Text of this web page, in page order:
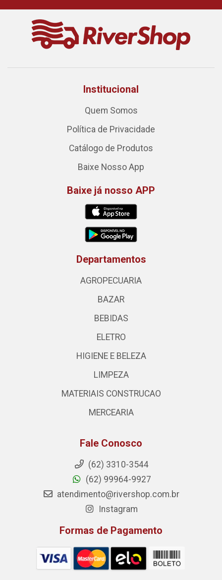
Institucional
Quem Somos
Política de Privacidade
Catálogo de Produtos
Baixe Nosso App
Baixe já nosso APP
Departamentos
AGROPECUARIA
BAZAR
BEBIDAS
ELETRO
HIGIENE E BELEZA
LIMPEZA
MATERIAIS CONSTRUCAO
MERCEARIA
Fale Conosco
(62) 3310-3544
(62) 99964-9927
atendimento@rivershop.com.br
Instagram
Formas de Pagamento